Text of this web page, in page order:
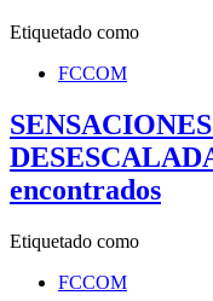
Etiquetado como
FCCOM
encontrados
Etiquetado como
FCCOM